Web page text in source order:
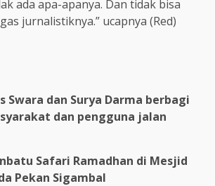
ada apa-apanya. Dan tidak bisa
jurnalistiknya.” ucapnya (Red)
Swara dan Surya Darma berbagi
dan pengguna jalan
Safari Ramadhan di Mesjid
Pekan Sigambal